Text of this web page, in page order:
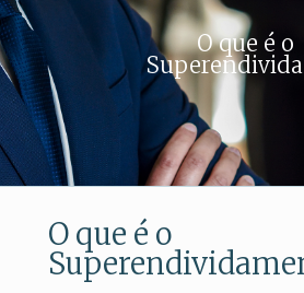
O que é o
O que é o